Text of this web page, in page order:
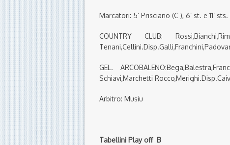
Marcatori: 5’ Prisciano (C ), 6’ st. e 11’
COUNTRY CLUB:
GEL.
Schiavi,Marchetti
Arbitro: Musiu
Tabellini Play off B